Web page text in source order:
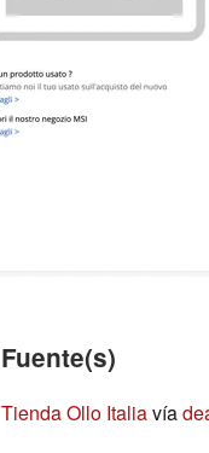
Fuente(s)
Tienda Ollo Italiavía